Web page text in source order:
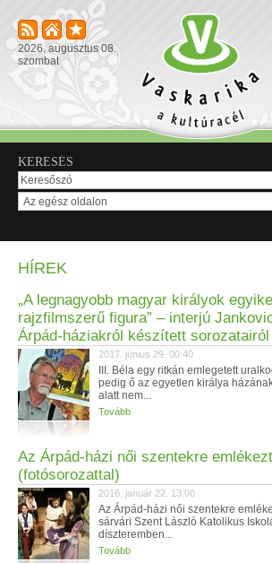
2026. augusztus 08.
szombat
KERESÉS
HÍREK
„A legnagyobb magyar királyok
rajzfilmszerű figura” – interjú
Árpád-háziakról készített sorozatairól
2017. június 29. 00:40
III. Béla egy ritkán emlegetett
pedig ő az egyetlen királya
alatt nem...
Tovább
Az Árpád-házi női szentekre
(fotósorozattal)
2016. január 22. 13:00
Az Árpád-házi női szentekre
sárvári Szent László Katolikus
díszteremben...
Tovább